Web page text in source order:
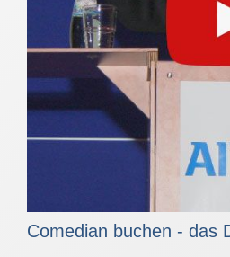
Comedian buchen - das